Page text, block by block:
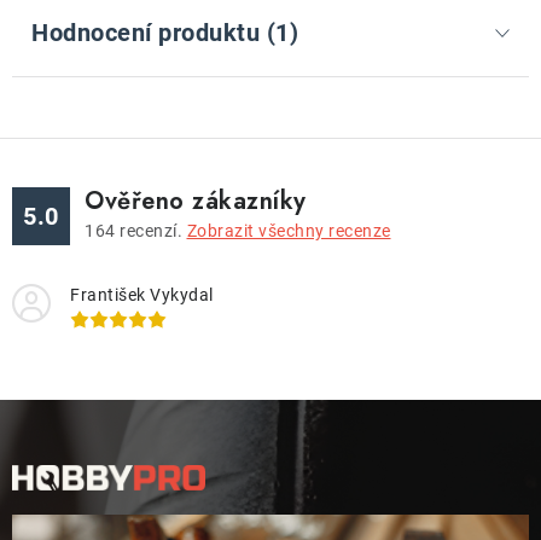
Hodnocení produktu (1)
5.0 Ověřeno zákazníky
164 recenzí. Zobrazit všechny recenze
František Vykydal
p
a